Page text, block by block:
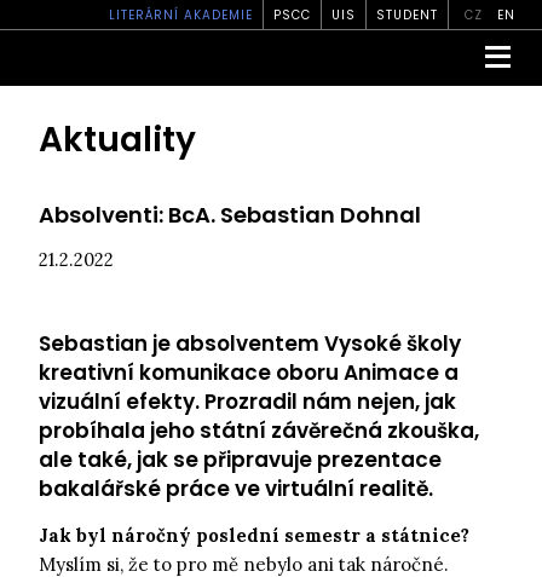
LITERÁRNÍ AKADEMIE PSCC UIS STUDENT CZ EN
Aktuality
Absolventi: BcA. Sebastian Dohnal
21.2.2022
Sebastian je absolventem Vysoké školy
kreativní komunikace oboru Animace a
vizuální efekty. Prozradil nám nejen, jak
probíhala jeho státní závěrečná zkouška,
ale také, jak se připravuje prezentace
bakalářské práce ve virtuální realitě.
Jak byl náročný poslední semestr a státnice?
Myslím si, že to pro mě nebylo ani tak náročné.